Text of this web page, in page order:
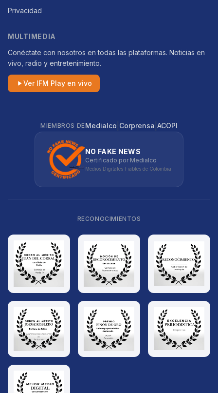
Privacidad
MULTIMEDIA
Conéctate con nosotros en todas las plataformas. Noticias en
vivo, radio y entretenimiento.
Ver IFM Play en vivo
MIEMBROS DE Medialco Corprensa ACOPI
NO FAKE NEWS
Certificado por Medialco
Medios Digitales Fiables de Colombia
RECONOCIMIENTOS